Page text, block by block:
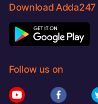
Download Adda247
Follow us on